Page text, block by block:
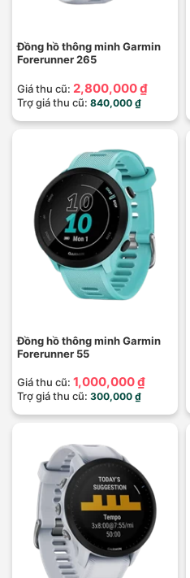
Đồng hồ thông minh Garmin
Forerunner 265
Giá thu cũ: 2,800,000 ₫
Trợ giá thu cũ: 840,000 ₫
Đồng hồ thông minh Garmin
Forerunner 55
Giá thu cũ: 1,000,000 ₫
Trợ giá thu cũ: 300,000 ₫